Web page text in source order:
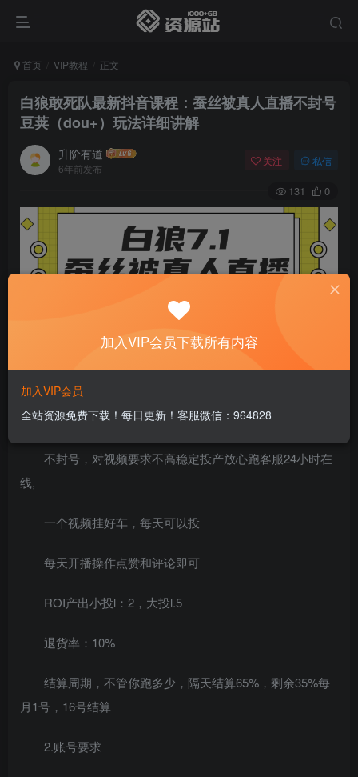
首页 VIP教程 正文
白狼敢死队最新抖音课程：蚕丝被真人直播不封号
豆荚（dou+）玩法详细讲解
升阶有道
6年前发布
关注 私信
131 0
1.玩法优点：
不封号，对视频要求不高稳定投产放心跑客服24小时在
线,
一个视频挂好车，每天可以投
每天开播操作点赞和评论即可
ROI产出小投l：2，大投l.5
退货率：10%
结算周期，不管你跑多少，隔天结算65%，剩余35%每
月1号，16号结算
2.账号要求
加入VIP会员下载所有内容
加入VIP会员
全站资源免费下载！每日更新！客服微信：964828